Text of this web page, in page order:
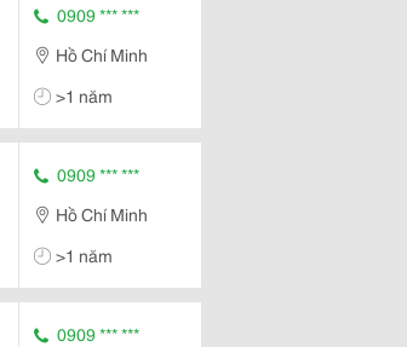
0909 *** ***
Hồ Chí Minh
>1 năm
0909 *** ***
Hồ Chí Minh
>1 năm
0909 *** ***